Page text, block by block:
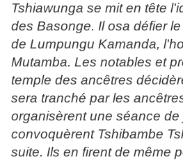
Tshiawunga se mit en tête
des Basonge. Il osa défier
de Lumpungu Kamanda,
Mutamba. Les notables et
temple des ancêtres
sera tranché par les
organisèrent une séance de
convoquèrent Tshibambe
suite. Ils en firent de même